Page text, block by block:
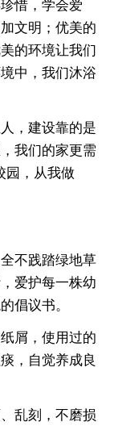
惜，学会爱
文明；优美的
的环境让我们
中，我们沐浴
，建设靠的是
我们的家更需
园，从我做
不践踏绿地草
爱护每一株幼
倡议书。
屑，使用过的
，自觉养成良
乱刻，不磨损